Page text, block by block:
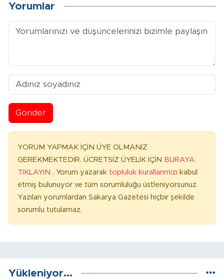
Yorumlar
Gönder
YORUM YAPMAK İÇİN ÜYE OLMANIZ
GEREKMEKTEDİR. ÜCRETSİZ ÜYELİK İÇİN BURAYA
TIKLAYIN . Yorum yazarak topluluk kurallarımızı kabul
etmiş bulunuyor ve tüm sorumluluğu üstleniyorsunuz.
Yazılan yorumlardan Sakarya Gazetesi hiçbir şekilde
sorumlu tutulamaz.
Yükleniyor...